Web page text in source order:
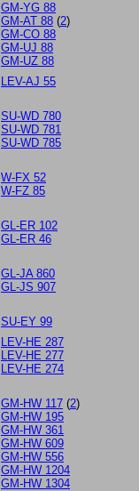
GM-YG 88
GM-AT 88 (2)
GM-CO 88
GM-UJ 88
GM-UZ 88
LEV-AJ 55
SU-WD 780
SU-WD 781
SU-WD 785
W-FX 52
W-FZ 85
GL-ER 102
GL-ER 46
GL-JA 860
GL-JS 907
SU-EY 99
LEV-HE 287
LEV-HE 277
LEV-HE 274
GM-HW 117 (2)
GM-HW 195
GM-HW 361
GM-HW 609
GM-HW 556
GM-HW 1204
GM-HW 1304